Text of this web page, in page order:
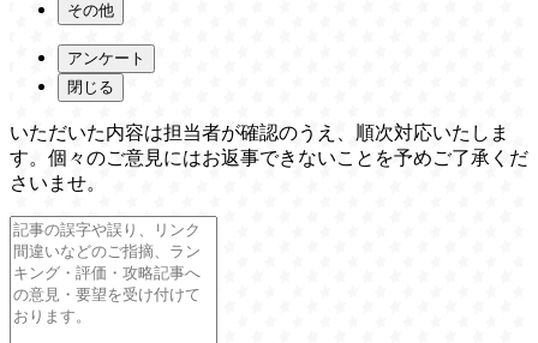
その他
アンケート
閉じる
いただいた内容は担当者が確認のうえ、順次対応いたしま
す。個々のご意見にはお返事できないことを予めご了承くだ
さいませ。